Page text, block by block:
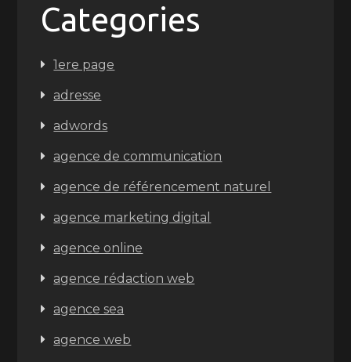
Categories
1ere page
adresse
adwords
agence de communication
agence de référencement naturel
agence marketing digital
agence online
agence rédaction web
agence sea
agence web